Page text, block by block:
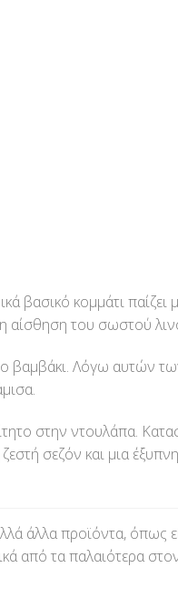
βασικό κομμάτι παίζει
αίσθηση του σωστού
βαμβάκι. Λόγω αυτών
στην ντουλάπα.
σεζόν και μια
άλλα προϊόντα, όπως
από τα παλαιότερα